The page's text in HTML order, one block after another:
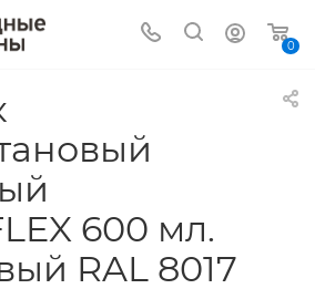
0
600 мл.
RAL 8017